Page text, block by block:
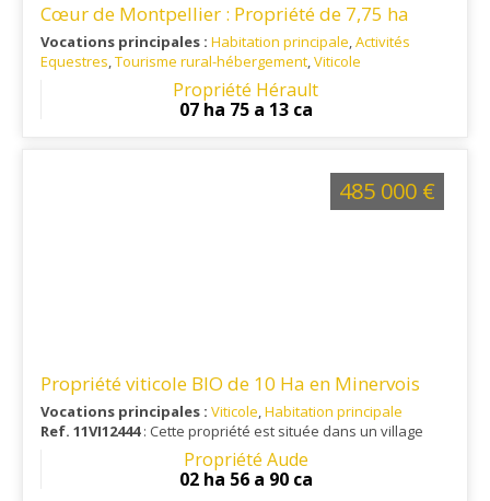
Cœur de Montpellier : Propriété de 7,75 ha
Vocations principales : Habitation principale,Activités
Equestres,Tourisme rural-hébergement,Viticole
: MONTPELLIER Nord-Ouest
Propriété Hérault
07 ha 75 a 13 ca
Propriété viticole BIO de 10 Ha en Minervois
Vocations principales : Viticole,Habitation principale
Ref. 11VI12444: Cette propriété est située dans un village
proche de toutes les commodités, avec une gare et un
aéroport international à 35 min.
Propriété Aude
02 ha 56 a 90 ca
485 000 €